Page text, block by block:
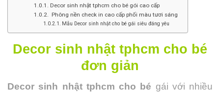
Decor sinh nhật tphcm cho bé gói cao cấp
Phông nền check in cao cấp phối màu tươi sáng
Mẫu Decor sinh nhật cho bé gái siêu đáng yêu
Decor sinh nhật tphcm cho bé
đơn giản
Decor sinh nhật tphcm cho bé gái với nhiều